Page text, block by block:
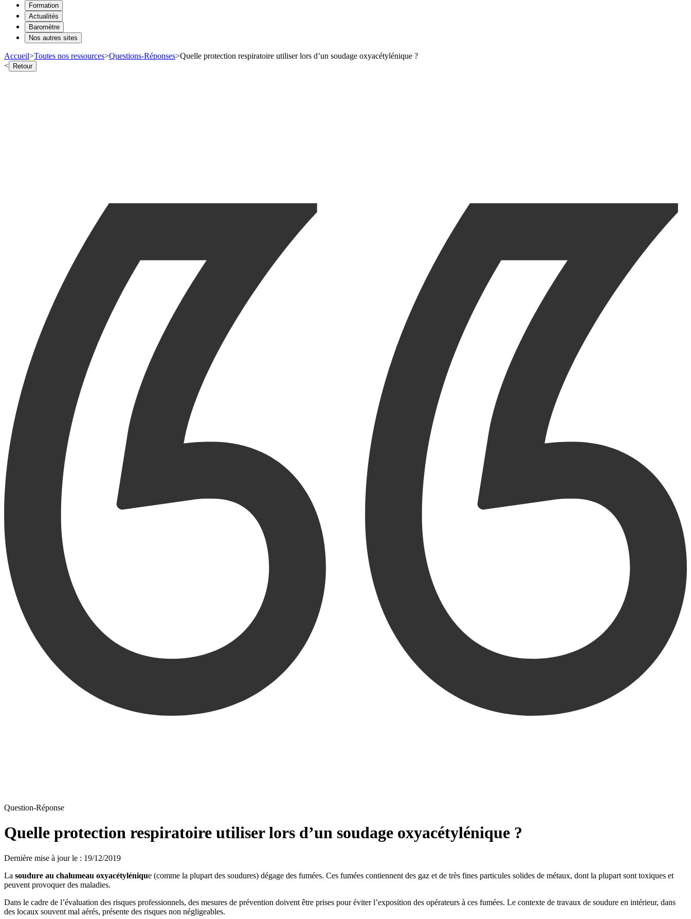
Formation
Actualités
Baromètre
Nos autres sites
Accueil>Toutes nos ressources>Questions-Réponses>Quelle protection respiratoire utiliser lors d’un soudage oxyacétylénique ?
< Retour
Question-Réponse
Quelle protection respiratoire utiliser lors d’un soudage oxyacétylénique ?
Dernière mise à jour le : 19/12/2019
La soudure au chalumeau oxyacétylénique (comme la plupart des soudures) dégage des fumées. Ces fumées contiennent des gaz et de très fines particules solides de métaux, dont la plupart sont toxiques et
peuvent provoquer des maladies.
Dans le cadre de l’évaluation des risques professionnels, des mesures de prévention doivent être prises pour éviter l’exposition des opérateurs à ces fumées. Le contexte de travaux de soudure en intérieur, dans
des locaux souvent mal aérés, présente des risques non négligeables.